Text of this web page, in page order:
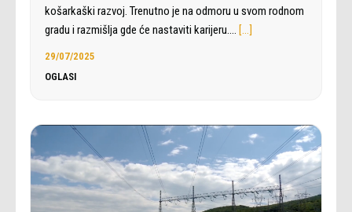
košarkaški razvoj. Trenutno je na odmoru u svom rodnom
gradu i razmišlja gde će nastaviti karijeru.… […]
29/07/2025
OGLASI